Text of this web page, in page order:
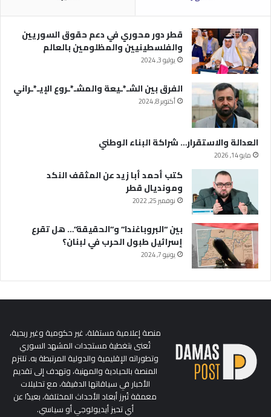
قطر دور محوري في دعم حقوق السوريين
والفلسطينيين والمظلومين بالعالم
يوليو 3, 2024
الفرق بين الشـ*ـيعة والمشـ*ـروع الإيـ*ـراني
أكتوبر 8, 2024
العدالة والاستقرار… شراكة البناء الوطني
مايو 14, 2026
كتب أحمد أبا زيد عن المثقف النكد
ومونديال قطر
نوفمبر 25, 2022
بين “البروباغندا” و”الحقيقة”… هل تقرع
إسرائيل طبول الحرب في لبنان؟
يونيو 7, 2024
منصة إعلامية مستقلة، غير حكومية وغير ربحية،
تُعنى بتغطية مستجدات المشهد السوري
وتطوراته الإقليمية والدولية المرتبطة به. تلتزم
المنصة بالحيادية والمهنية، وتهدف إلى تقديم
الأخبار في سياقاتها الدقيقة، مع تحليلات
معمقة تُبرز أبعاد الأحداث المختلفة، بعيدًا عن
أي تحيز أيديولوجي أو سياسي.